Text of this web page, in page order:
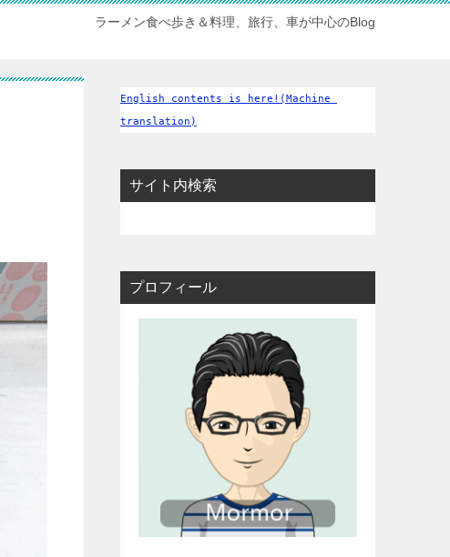
ラーメン食べ歩き＆料理、旅行、車が中心のBlog
English contents is here!(Machine
translation)
サイト内検索
プロフィール